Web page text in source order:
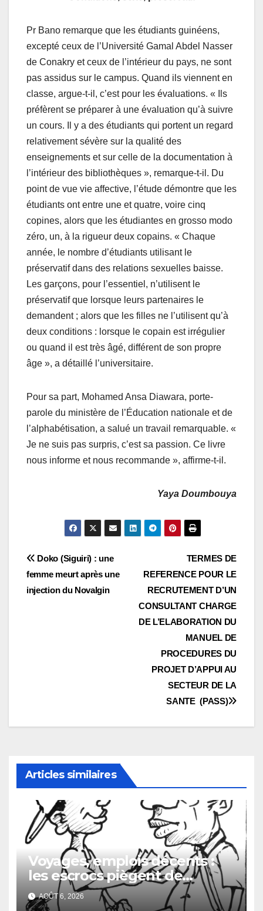
Pr Bano remarque que les étudiants guinéens,
excepté ceux de l’Université Gamal Abdel Nasser
de Conakry et ceux de l’intérieur du pays, ne sont
pas assidus sur le campus. Quand ils viennent en
classe, argue-t-il, c’est pour les évaluations. « Ils
préfèrent se préparer à une évaluation qu’à suivre
un cours. Il y a des étudiants qui portent un regard
relativement sévère sur la qualité des
enseignements et sur celle de la documentation à
l’intérieur des bibliothèques », remarque-t-il. Du
point de vue vie affective, l’étude démontre que les
étudiants ont entre une et quatre, voire cinq
copines, alors que les étudiantes en grosso modo
zéro, un, à la rigueur deux copains. « Chaque
année, le nombre d’étudiants utilisant le
préservatif dans des relations sexuelles baisse.
Les garçons, pour l’essentiel, n’utilisent le
préservatif que lorsque leurs partenaires le
demandent ; alors que les filles ne l’utilisent qu’à
deux conditions : lorsque le copain est irrégulier
ou quand il est très âgé, différent de son propre
âge », a détaillé l’universitaire.
Pour sa part, Mohamed Ansa Diawara, porte-
parole du ministère de l’Éducation nationale et de
l’alphabétisation, a salué un travail remarquable. «
Je ne suis pas surpris, c’est sa passion. Ce livre
nous informe et nous recommande », affirme-t-il.
Yaya Doumbouya
Navigation
de
TERMES DE
REFERENCE POUR LE
RECRUTEMENT D’UN
CONSULTANT CHARGE
DE L’ELABORATION DU
MANUEL DE
PROCEDURES DU
PROJET D’APPUI AU
SECTEUR DE LA
SANTE (PASS)
Doko (Siguiri) : une
femme meurt après une
injection du Novalgin
Articles similaires
Voyages, emplois décents :
les escrocs piègent de
nombreux jeunes
AOÛT 6, 2026